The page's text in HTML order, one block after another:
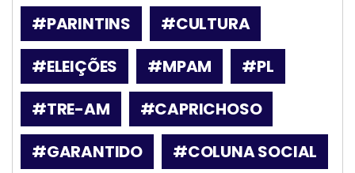
#PARINTINS
#CULTURA
#ELEIÇÕES
#MPAM
#PL
#TRE-AM
#CAPRICHOSO
#GARANTIDO
#COLUNA SOCIAL